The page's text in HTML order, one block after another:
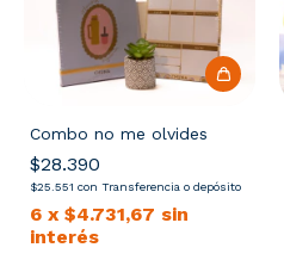
Combo no me olvides
$28.390
$25.551 con Transferencia o depósito
6 x $4.731,67 sin
interés